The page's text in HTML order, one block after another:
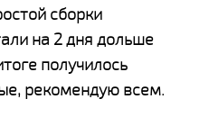
сборки
на 2 дня дольше
получилось
рекомендую всем.